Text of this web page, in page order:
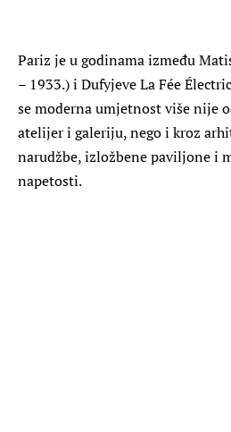
Pariz je u godinama između
– 1933.) i Dufyjeve La Fée
se moderna umjetnost više nije
atelijer i galeriju, nego i kroz
narudžbe, izložbene paviljone i
napetosti.